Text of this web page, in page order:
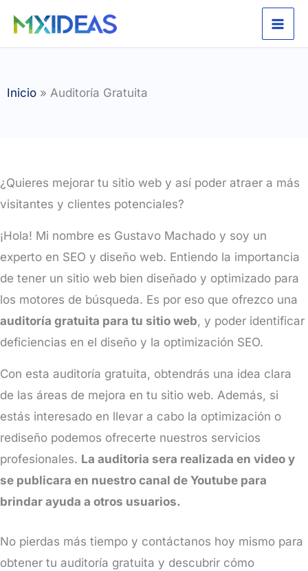
contenido
Inicio Auditoría Gratuita
¿Quieres mejorar tu sitio web y así poder atraer a más
visitantes y clientes potenciales?
¡Hola! Mi nombre es Gustavo Machado y soy un
experto en SEO y diseño web. Entiendo la importancia
de tener un sitio web bien diseñado y optimizado para
los motores de búsqueda. Es por eso que ofrezco una
auditoría gratuita para tu sitio web, y poder identificar
deficiencias en el diseño y la optimización SEO.
Con esta auditoría gratuita, obtendrás una idea clara
de las áreas de mejora en tu sitio web. Además, si
estás interesado en llevar a cabo la optimización o
rediseño podemos ofrecerte nuestros servicios
profesionales. La auditoria sera realizada en video y
se publicara en nuestro canal de Youtube para
brindar ayuda a otros usuarios.
No pierdas más tiempo y contáctanos hoy mismo para
obtener tu auditoría gratuita y descubrir cómo